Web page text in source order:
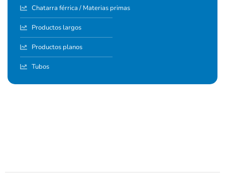
Chatarra férrica / Materias primas
Productos largos
Productos planos
Tubos